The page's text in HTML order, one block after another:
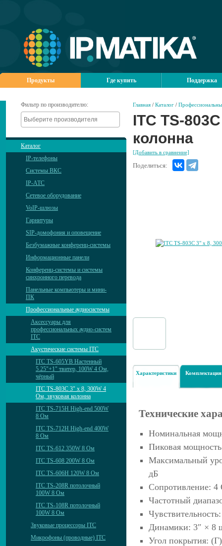
Продукты Где купить Поддержка
Фильтр по производителю:
Каталог
IP-телефоны
Системы ВКС
IP-АТС
Сетевое оборудование
VoIP-шлюзы
Гарнитуры
SIP-домофония и оповещение
Безбумажные конференц-системы
Информационные панели
Конференц-системы и системы
синхронного перевода
Панельные компьютеры и мини-
ПК
Профессиональные аудиосистемы
Аксессуары для
профессиональных аудио-систем
ITC
Акустические системы ITC
ITC TS-605YB Настенный
5.25"+1" твитер, 100W 4 Ом,
чёрный
ITC TS-803C 3" x 8, 300W 4
Ом, звуковая колонна
ITC TS-715H High-end 500W
8 Ом
ITC TS-712H High-end 400W
8 Ом
ITC TS-612 350W 8 Ом
ITC TS-608 200W 8 Ом
ITC TS-606H 120W 8 Ом
ITC TS-208R потолочный
100W 8 Ом
ITC TS-108R потолочный
100W 8 Ом
Звуковые процессоры ITC
Микрофоны (проводные) ITC
Главная / Каталог /
ITC TS-
колонна
[Добавить в сравнение]
Поделиться:
Характеристики Комплектация
Технические
Номинальная
Пиковая
Максимальный
дБ
Сопротивление:
Частотный
Динамики: 3″ × 8
Угол покрытия: